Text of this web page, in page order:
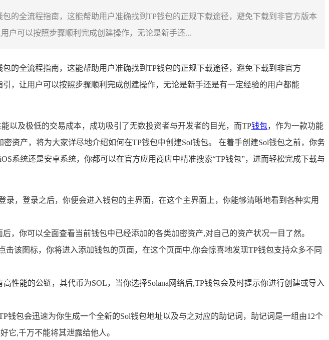
的全流程指南，这能帮助用户准确找到TP钱包的正规下载途径，避免下载到非官方版本
户可以按照步骤顺利完成创建操作，无论是新手还...
的全流程指南，这能帮助用户准确找到TP钱包的正规下载途径，避免下载到非官方
，让用户可以按照步骤顺利完成创建操作，无论是新手还是有一定经验的用户都能
以及极低的交易成本，成功吸引了无数投资者与开发者的目光，而TP钱包，作为一款功能
资产，将为大家详尽地介绍如何在TP钱包中创建Sol钱包。 在着手创建Sol钱包之前，你务
系统还是安卓系统，你都可以在官方应用商店中精准搜索“TP钱包”，进而轻松完成下载与
，登录之后，你便会进入钱包的主界面，在这个主界面上，你能够清晰地看到各种实用
，你可以全面查看当前钱包中已经添加的各类加密资产,对自己的资产状况一目了然。
该图标，你将进入添加钱包的页面，在这个页面中,你会惊喜地发现TP钱包支持众多不同
性能的公链，其代币为SOL，当你选择Solana网络后,TP钱包会及时提示你进行创建或导入
钱包会迅速为你生成一个全新的Sol钱包地址以及与之对应的助记词，助记词是一组由12个
它,千万不能将其泄露给他人。